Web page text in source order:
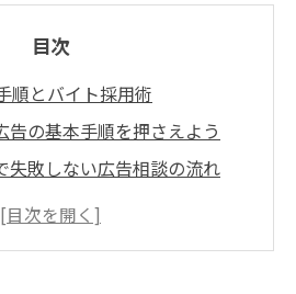
目次
順とバイト採用術
告の基本手順を押さえよう
失敗しない広告相談の流れ
イト応募者を増やす秘訣